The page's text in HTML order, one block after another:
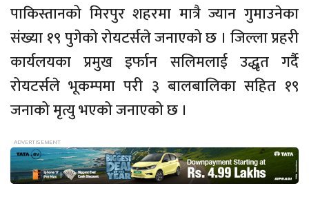
पाकिस्तानको मिरपुर शहरमा मात्रै ज्यान गुमाउनेका
संख्या १९ पुगेको रोयटर्सले जनाएको छ । जिल्ला प्रहरी
कार्यलयका प्रमुख इर्फान सलिमलाई उद्धृत गर्दै
रोयटर्सले भूकम्पमा परी ३ बालबालिका सहित १९
जनाको मृत्यु भएको जनाएको छ ।